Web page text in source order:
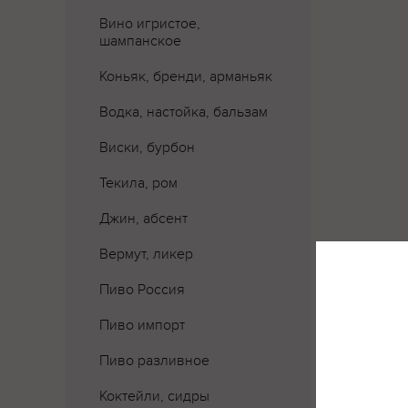
Вино игристое,
шампанское
Коньяк, бренди, арманьяк
Водка, настойка, бальзам
Виски, бурбон
Текила, ром
Джин, абсент
Вермут, ликер
Пиво Россия
Пиво импорт
Пиво разливное
Коктейли, сидры